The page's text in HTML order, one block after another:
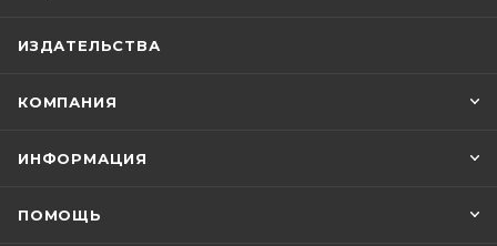
ИЗДАТЕЛЬСТВА
КОМПАНИЯ
ИНФОРМАЦИЯ
ПОМОЩЬ